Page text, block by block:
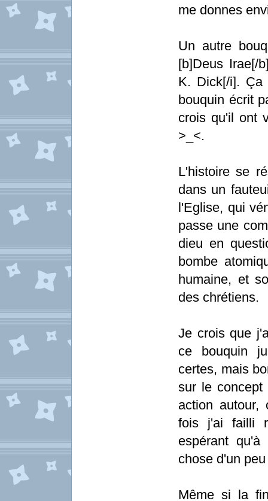
me donnes
Un autre
[b]Deus Irae[/
K. Dick[/i].
bouquin écrit
crois qu'il ont
>_<.
L'histoire se
dans un
l'Eglise, qui
passe une
dieu en
bombe
humaine, et
des chrétiens.
Je crois que
ce bouquin
certes, mais
sur le concept
action autour,
fois j'ai failli
espérant
chose d'un
Même si la